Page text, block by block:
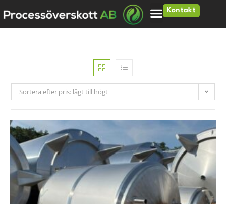
Kontakt
Sortera efter pris: lågt till högt